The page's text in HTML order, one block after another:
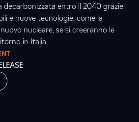
decarbonizzata entro il 2040 grazie
e nuove tecnologie, come la
nucleare, se si creeranno le
in Italia.